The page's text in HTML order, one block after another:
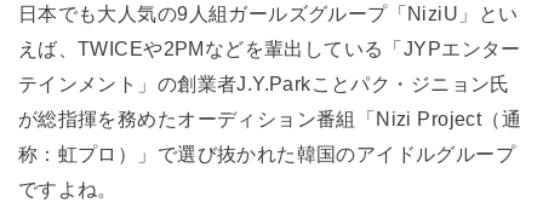
日本でも大人気の9人組ガールズグループ「NiziU」とい
えば、TWICEや2PMなどを輩出している「JYPエンター
テインメント」の創業者J.Y.Parkことパク・ジニョン氏
が総指揮を務めたオーディション番組「Nizi Project（通
称：虹プロ）」で選び抜かれた韓国のアイドルグループ
ですよね。